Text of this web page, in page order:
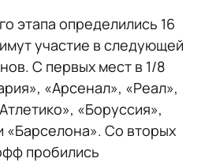
этапа определились 16
участие в следующей
С первых мест в 1/8
«Арсенал», «Реал»,
«Боруссия»,
«Барселона». Со вторых
пробились